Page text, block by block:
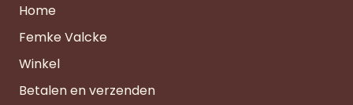
Home
Femke Valcke
Winkel
Betalen en verzenden